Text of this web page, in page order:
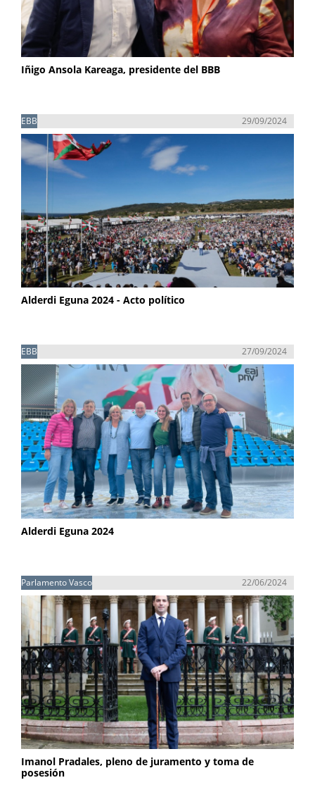
Iñigo Ansola Kareaga, presidente del BBB
EBB 29/09/2024
Alderdi Eguna 2024 - Acto político
EBB 27/09/2024
Alderdi Eguna 2024
Parlamento Vasco 22/06/2024
Imanol Pradales, pleno de juramento y toma de
posesión